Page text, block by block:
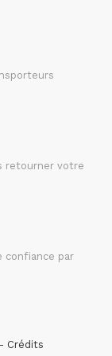
retourner votre
confiance par
Crédits